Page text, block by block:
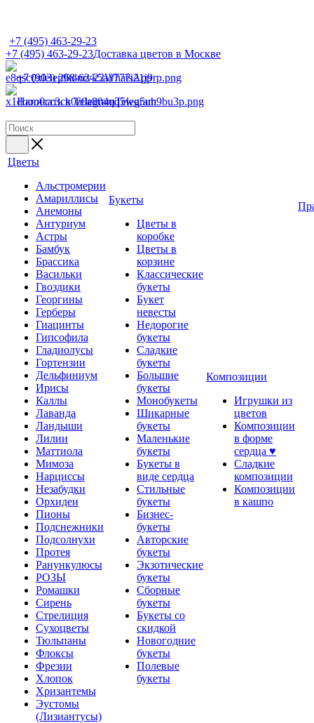
+7 (495) 463-29-23
+7 (495) 463-29-23Доставка цветов в Москве
+7 (903) 268-62-22WhatsApp
Написать в TelegramTelegram
Цветы
Альстромерии
Амариллисы
Анемоны
Антуриум
Астры
Бамбук
Брассика
Васильки
Гвоздики
Георгины
Герберы
Гиацинты
Гипсофила
Гладиолусы
Гортензии
Дельфиниум
Ирисы
Каллы
Лаванда
Ландыши
Лилии
Маттиола
Мимоза
Нарциссы
Незабудки
Орхидеи
Пионы
Подснежники
Подсолнухи
Протея
Ранункулюсы
РОЗЫ
Ромашки
Сирень
Стрелиция
Сухоцветы
Тюльпаны
Флоксы
Фрезии
Хлопок
Хризантемы
Эустомы
(Лизиантусы)
Букеты
Цветы в
коробке
Цветы в
корзине
Классические
букеты
Букет
невесты
Недорогие
букеты
Сладкие
букеты
Большие
букеты
Монобукеты
Шикарные
букеты
Маленькие
букеты
Букеты в
виде сердца
Стильные
букеты
Бизнес-
букеты
Авторские
букеты
Экзотические
букеты
Сборные
букеты
Букеты со
скидкой
Новогодние
букеты
Полевые
букеты
Композиции
Игрушки из
цветов
Композиции
в форме
сердца ♥
Сладкие
композиции
Композиции
в кашпо